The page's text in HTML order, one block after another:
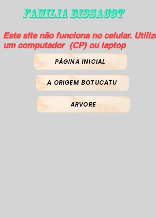
FAMILIA BISSACOT
Este site não funciona no celular. Utilize
um computador (CP) ou laptop
PÁGINA INICIAL
A ORIGEM BOTUCATU
ARVORE